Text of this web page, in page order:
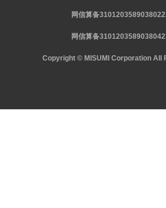
网信算备
网信算备
Copyright © MISUMI Corporation All